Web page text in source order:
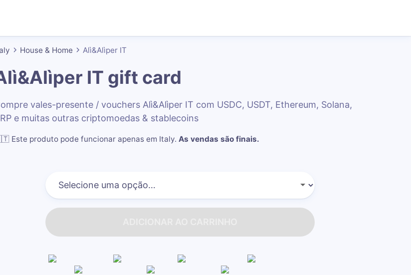
House & Home Alì&Alìper IT
IT gift card
vales-presente / vouchers Alì&Alìper IT com USDC, USDT, Ethereum, Solana,
e muitas outras criptomoedas & stablecoins
Este produto pode funcionar apenas em Italy. As vendas são finais.